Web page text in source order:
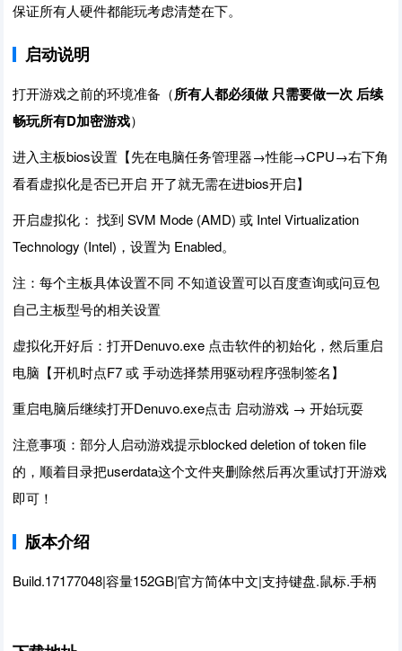
保证所有人硬件都能玩考虑清楚在下。
启动说明
打开游戏之前的环境准备（所有人都必须做 只需要做一次 后续
畅玩所有D加密游戏）
进入主板bios设置【先在电脑任务管理器→性能→CPU→右下角
看看虚拟化是否已开启 开了就无需在进bios开启】
开启虚拟化： 找到 SVM Mode (AMD) 或 Intel Virtualization
Technology (Intel)，设置为 Enabled。
注：每个主板具体设置不同 不知道设置可以百度查询或问豆包
自己主板型号的相关设置
虚拟化开好后：打开Denuvo.exe 点击软件的初始化，然后重启
电脑【开机时点F7 或 手动选择禁用驱动程序强制签名】
重启电脑后继续打开Denuvo.exe点击 启动游戏 → 开始玩耍
注意事项：部分人启动游戏提示blocked deletion of token file
的，顺着目录把userdata这个文件夹删除然后再次重试打开游戏
即可！
版本介绍
Build.17177048|容量152GB|官方简体中文|支持键盘.鼠标.手柄